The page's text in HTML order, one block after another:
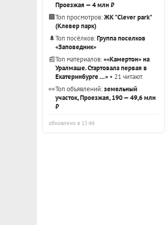
Проезжая — 4 млн ₽
🏢Топ просмотров:ЖК "Clever park"
(Клевер парк)
🌲Топ посёлков:Группа поселков
«Заповедник»
📰Топ материалов:««Камертон» на
Уралмаше. Стартовала первая в
Екатеринбурге …» • 21 читают
👀Топ объявлений:земельный
участок, Проезжая, 190 — 49,6 млн
₽
обновлено в 15:46